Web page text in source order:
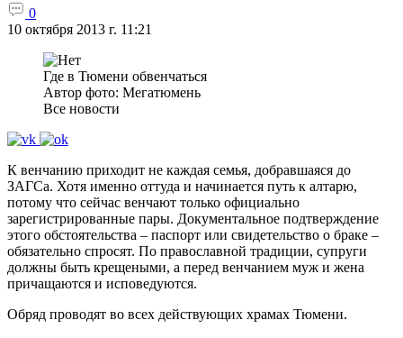
0
10 октября 2013 г. 11:21
Где в Тюмени обвенчаться
Автор фото: Мегатюмень
Все новости
К венчанию приходит не каждая семья, добравшаяся до
ЗАГСа. Хотя именно оттуда и начинается путь к алтарю,
потому что сейчас венчают только официально
зарегистрированные пары. Документальное подтверждение
этого обстоятельства – паспорт или свидетельство о браке –
обязательно спросят. По православной традиции, супруги
должны быть крещеными, а перед венчанием муж и жена
причащаются и исповедуются.
Обряд проводят во всех действующих храмах Тюмени.